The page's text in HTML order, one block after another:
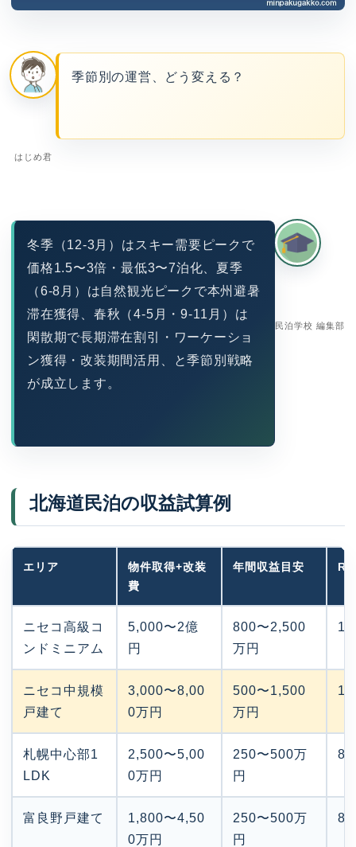
はじめ君
季節別の運営、どう変える？
民泊学校 編集部
冬季（12-3月）はスキー需要ピークで
価格1.5〜3倍・最低3〜7泊化、夏季
（6-8月）は自然観光ピークで本州避暑
滞在獲得、春秋（4-5月・9-11月）は
閑散期で長期滞在割引・ワーケーショ
ン獲得・改装期間活用、と季節別戦略
が成立します。
北海道民泊の収益試算例
エリア
物件取得+改装
費
年間収益目安
ニセコ高級コ
ンドミニアム
5,000〜2億
円
800〜2,500
万円
ニセコ中規模
戸建て
3,000〜8,00
0万円
500〜1,500
万円
札幌中心部1
LDK
2,500〜5,00
0万円
250〜500万
円
8
富良野戸建て
1,800〜4,50
0万円
250〜500万
円
8